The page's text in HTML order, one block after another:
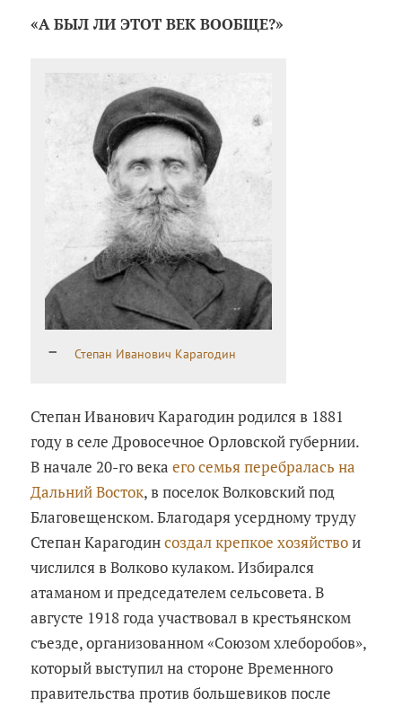
«А БЫЛ ЛИ ЭТОТ ВЕК ВООБЩЕ?»
Степан Иванович Карагодин
Степан Иванович Карагодин родился в 1881
году в селе Дровосечное Орловской губернии.
В начале 20-го векаего семья перебралась на
Дальний Восток, в поселок Волковский под
Благовещенском. Благодаря усердному труду
Степан Карагодинсоздал крепкое хозяйствои
числился в Волково кулаком. Избирался
атаманом и председателем сельсовета. В
августе 1918 года участвовал в крестьянском
съезде, организованном «Союзом хлеборобов»,
который выступил на стороне Временного
правительства против большевиков после